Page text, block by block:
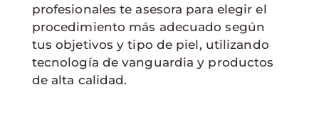
profesionales te asesora para elegir el
procedimiento más adecuado según
tus objetivos y tipo de piel, utilizando
tecnología de vanguardia y productos
de alta calidad.